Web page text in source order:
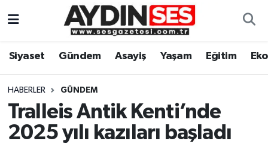
Siyaset Gündem Asayiş Yaşam Eğitim
HABERLER GÜNDEM
Tralleis Antik Kenti’nde
2025 yılı kazıları başladı
Gündem
Siyaset
Ekonomi
Aydın Hava Durumu
Aydin Namaz Vakitleri
Aydın Trafik Yoğunluk Haritası